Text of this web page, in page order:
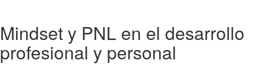
Mindset y PNL en el desarrollo
profesional y personal